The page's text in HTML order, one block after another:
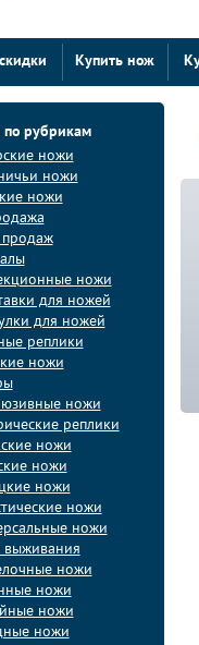
Купить нож
по рубрикам
ножи
ножи
ножи
ножи
для ножей
для ножей
реплики
ножи
ножи
реплики
ножи
ножи
ножи
ножи
ножи
выживания
ножи
ножи
ножи
ножи